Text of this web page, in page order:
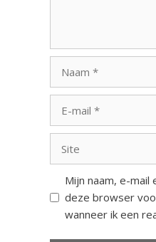
Mijn naam, e-mail
deze browser
wanneer ik een